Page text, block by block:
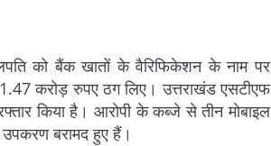
को बैंक खातों के वैरिफिकेशन के नाम पर
करोड़ रुपए ठग लिए। उत्तराखंड एसटीएफ
किया है। आरोपी के कब्जे से तीन मोबाइल
बरामद हुए हैं।